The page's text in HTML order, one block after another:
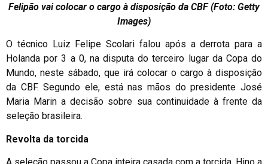
Felipão vai colocar o cargo à disposição da CBF (Foto: Getty
Images)
O técnico Luiz Felipe Scolari falou após a derrota para a
Holanda por 3 a 0, na disputa do terceiro lugar da Copa do
Mundo, neste sábado, que irá colocar o cargo à disposição
da CBF. Segundo ele, está nas mãos do presidente José
Maria Marin a decisão sobre sua continuidade à frente da
seleção brasileira.
Revolta da torcida